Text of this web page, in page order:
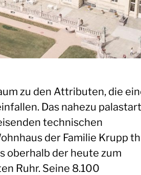
zu den Attributen, die
Das nahezu
technischen
der Familie Krupp
oberhalb der heute zum
Ruhr. Seine 8.100